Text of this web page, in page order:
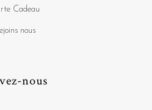
Cadeau
nous
nous